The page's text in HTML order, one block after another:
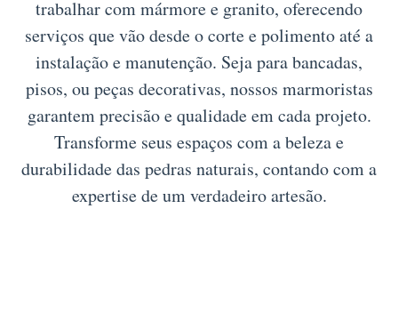
trabalhar com mármore e granito, oferecendo
serviços que vão desde o corte e polimento até a
instalação e manutenção. Seja para bancadas,
pisos, ou peças decorativas, nossos marmoristas
garantem precisão e qualidade em cada projeto.
Transforme seus espaços com a beleza e
durabilidade das pedras naturais, contando com a
expertise de um verdadeiro artesão.